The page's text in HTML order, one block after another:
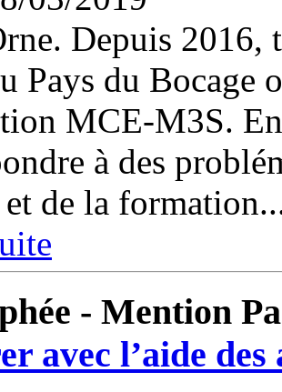
Depuis 2016,
Pays du Bocage
MCE-M3S.
à des
de la
- Mention
avec l’aide